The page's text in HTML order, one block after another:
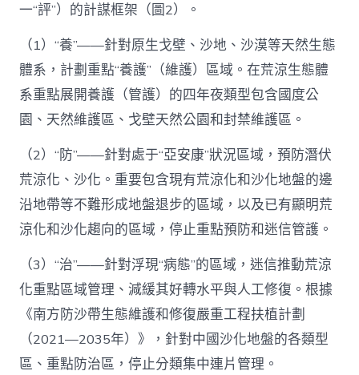
一“評”）的計謀框架（圖2）。
（1）“養”——針對原生戈壁、沙地、沙漠等天然生態
體系，計劃重點“養護”（維護）區域。在荒涼生態體
系重點展開養護（管護）的四年夜類型包含國度公
園、天然維護區、戈壁天然公園和封禁維護區。
（2）“防”——針對處于“亞安康”狀況區域，預防潛伏
荒涼化、沙化。重要包含現有荒涼化和沙化地盤的邊
沿地帶等不難形成地盤退步的區域，以及已有顯明荒
涼化和沙化趨向的區域，停止重點預防和迷信管護。
（3）“治”——針對浮現“病態”的區域，迷信推動荒涼
化重點區域管理、減緩其好轉水平與人工修復。根據
《南方防沙帶生態維護和修復嚴重工程扶植計劃
（2021—2035年）》，針對中國沙化地盤的各類型
區、重點防治區，停止分類集中連片管理。